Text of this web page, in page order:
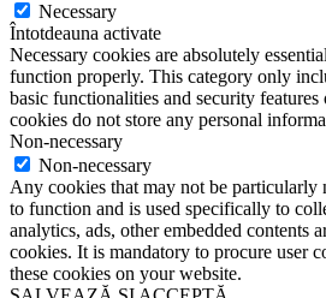
Necessary
Întotdeauna activate
Necessary cookies are absolutely
function properly. This category only
basic functionalities and security features
cookies do not store any personal
Non-necessary
Non-necessary
Any cookies that may not be particularly
to function and is used specifically to
analytics, ads, other embedded contents
cookies. It is mandatory to procure user
these cookies on your website.